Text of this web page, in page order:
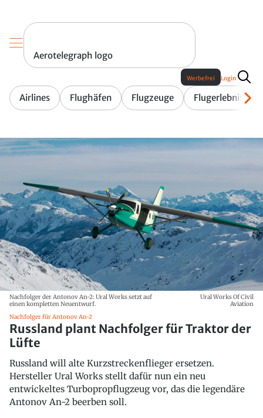
Aerotelegraph logo
Airlines Flughäfen Flugzeuge Flugerlebnis
Werbefrei Login
Nachfolger der Antonov An-2: Ural Works setzt auf
einen kompletten Neuentwurf.
Ural Works Of Civil
Aviation
Nachfolger für Antonov An-2
Russland plant Nachfolger für Traktor der
Lüfte
Russland will alte Kurzstreckenflieger ersetzen.
Hersteller Ural Works stellt dafür nun ein neu
entwickeltes Turbopropflugzeug vor, das die legendäre
Antonov An-2 beerben soll.